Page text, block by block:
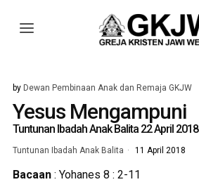
by Dewan Pembinaan Anak dan Remaja GKJW
Yesus Mengampuni
Tuntunan Ibadah Anak Balita 22 April 2018
Tuntunan Ibadah Anak Balita 11 April 2018
Bacaan: Yohanes 8 : 2-11